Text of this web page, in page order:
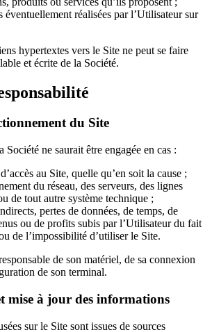
éventuellement réalisées par l’Utilisateur sur
hypertextes vers le Site ne peut se faire
et écrite de la Société.
du Site
Société ne saurait être engagée en cas :
au Site, quelle qu’en soit la cause ;
du réseau, des serveurs, des lignes
de tout autre système technique ;
pertes de données, de temps, de
ou de profits subis par l’Utilisateur du fait
de l’impossibilité d’utiliser le Site.
de son matériel, de sa connexion
de son terminal.
mise à jour des informations
sur le Site sont issues de sources